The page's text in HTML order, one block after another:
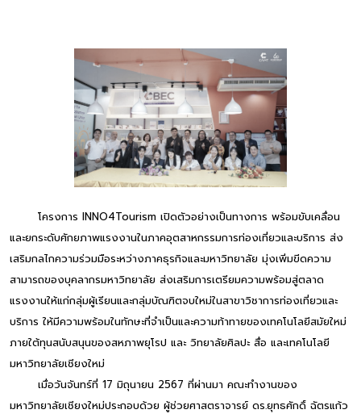
โครงการ INNO4Tourism เปิดตัวอย่างเป็นทางการ พร้อมขับเคลื่อน
และยกระดับศักยภาพแรงงานในภาคอุตสาหกรรมการท่องเที่ยวและบริการ ส่ง
เสริมกลไกความร่วมมือระหว่างภาคธุรกิจและมหาวิทยาลัย มุ่งเพิ่มขีดความ
สามารถของบุคลากรมหาวิทยาลัย ส่งเสริมการเตรียมความพร้อมสู่ตลาด
แรงงานให้แก่กลุ่มผู้เรียนและกลุ่มบัณฑิตจบใหม่ในสาขาวิชาการท่องเที่ยวและ
บริการ ให้มีความพร้อมในทักษะที่จำเป็นและความท้าทายของเทคโนโลยีสมัยใหม่
ภายใต้ทุนสนับสนุนของสหภาพยุโรป และ วิทยาลัยศิลปะ สื่อ และเทคโนโลยี
มหาวิทยาลัยเชียงใหม่
เมื่อวันจันทร์ที่ 17 มิถุนายน 2567 ที่ผ่านมา คณะทำงานของ
มหาวิทยาลัยเชียงใหม่ประกอบด้วย ผู้ช่วยศาสตราจารย์ ดร.ยุทธศักดิ์ ฉัตรแก้ว